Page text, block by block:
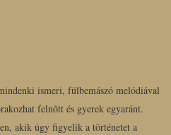
ismeri, fülbemászó melódiával
felnõtt és gyerek egyaránt.
akik úgy figyelik a történetet a